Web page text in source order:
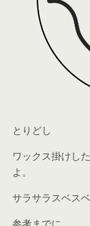
とりどし
ワックス掛けし
よ。
サラサラスベス